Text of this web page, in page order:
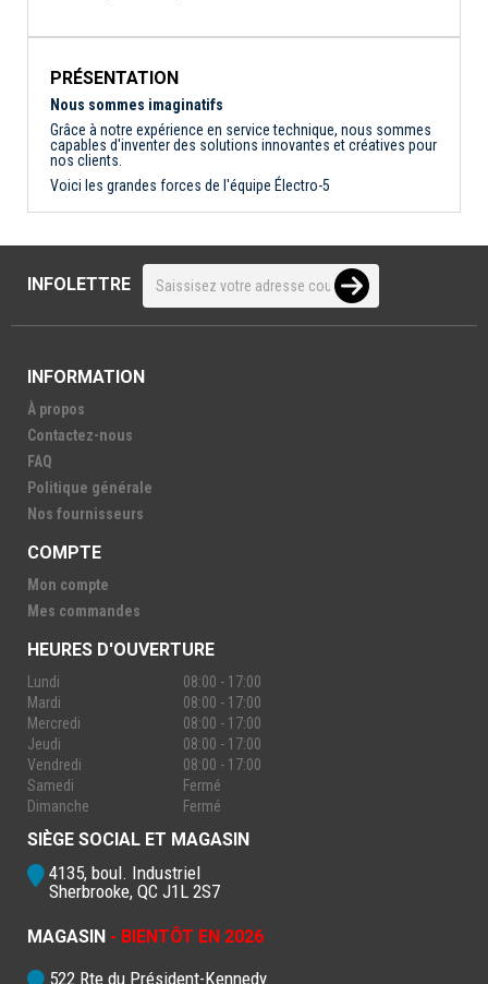
PRÉSENTATION
Nous sommes imaginatifs
Grâce à notre expérience en service technique, nous sommes
capables d'inventer des solutions innovantes et créatives pour
nos clients.
Voici les grandes forces de l'équipe Électro-5
INFOLETTRE
INFORMATION
À propos
Contactez-nous
FAQ
Politique générale
Nos fournisseurs
COMPTE
Mon compte
Mes commandes
HEURES D'OUVERTURE
Lundi
08:00 - 17:00
Mardi
08:00 - 17:00
Mercredi
08:00 - 17:00
Jeudi
08:00 - 17:00
Vendredi
08:00 - 17:00
Samedi
Fermé
Dimanche
Fermé
SIÈGE SOCIAL ET MAGASIN
4135, boul. Industriel
Sherbrooke, QC J1L 2S7
MAGASIN - BIENTÔT EN 2026
522 Rte du Président-Kennedy